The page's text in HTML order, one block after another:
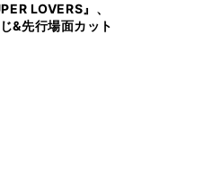
LOVERS』、
&先行場面カット